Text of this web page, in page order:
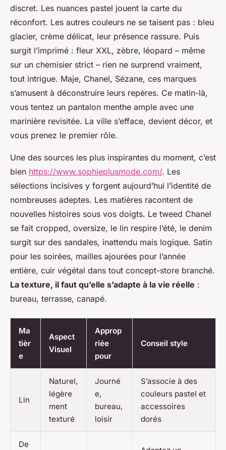
discret. Les nuances pastel jouent la carte du
réconfort. Les autres couleurs ne se taisent pas : bleu
glacier, crème délicat, leur présence rassure. Puis
surgit l’imprimé : fleur XXL, zèbre, léopard – même
sur un chemisier strict – rien ne surprend vraiment,
tout intrigue. Maje, Chanel, Sézane, ces marques
s’amusent à déconstruire leurs repères. Ce matin-là,
vous tentez un pantalon menthe ample avec une
marinière revisitée. La ville s’efface, devient décor, et
vous prenez le premier rôle.
Une des sources les plus inspirantes du moment, c’est
bien https://www.sophieplusmode.com/. Les
sélections incisives y forgent aujourd’hui l’identité de
nombreuses adeptes. Les matières racontent de
nouvelles histoires sous vos doigts. Le tweed Chanel
se fait cropped, oversize, le lin respire l’été, le denim
surgit sur des sandales, inattendu mais logique. Satin
pour les soirées, mailles ajourées pour l’année
entière, cuir végétal dans tout concept-store branché.
La texture, il faut qu’elle s’adapte à la vie réelle :
bureau, terrasse, canapé.
Ma
tièr
e
Aspect
Visuel
Approp
riée
pour
Conseil style
Lin
Naturel,
légère
ment
texturé
Journé
e,
bureau,
loisir
S’associe à des
couleurs pastel et
accessoires
dorés
De